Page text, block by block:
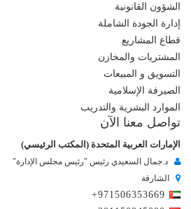
الشؤون القانونية
إدارة الجودة الشاملة
قطاع المشاريع
المشتريات والمخازن
التسويق و المبيعات
الصيرفة الإسلامية
الموارد البشرية والتدريب
تواصل معنا الآن
الإمارات العربية المتحدة (المكتب الرئيسي)
د.جمال السعيدي رئيس "رئيس مجلس الإدارة"
الشارقة
+971506353669